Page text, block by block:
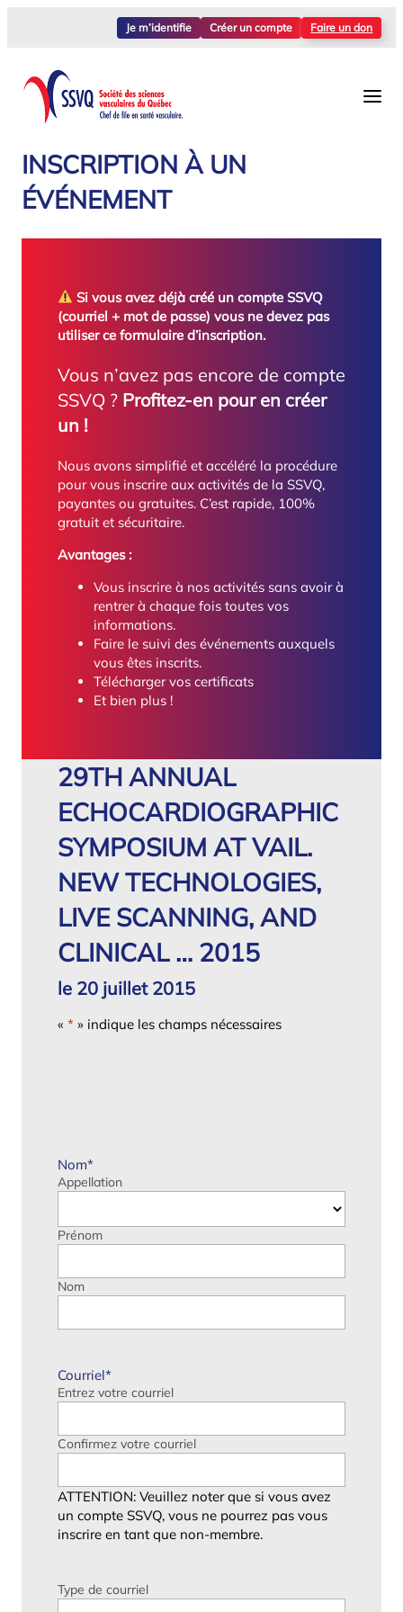
Je m’identifie Créer un compte Faire un don
INSCRIPTION À UN
ÉVÉNEMENT
Si vous avez déjà créé un compte SSVQ
(courriel + mot de passe) vous ne devez pas
utiliser ce formulaire d’inscription.
Vous n’avez pas encore de compte
SSVQ ? Profitez-en pour en créer
un !
Nous avons simplifié et accéléré la procédure
pour vous inscrire aux activités de la SSVQ,
payantes ou gratuites. C’est rapide, 100%
gratuit et sécuritaire.
Avantages :
Vous inscrire à nos activités sans avoir à
rentrer à chaque fois toutes vos
informations.
Faire le suivi des événements auxquels
vous êtes inscrits.
Télécharger vos certificats
Et bien plus !
29TH ANNUAL
ECHOCARDIOGRAPHIC
SYMPOSIUM AT VAIL.
NEW TECHNOLOGIES,
LIVE SCANNING, AND
CLINICAL … 2015
le 20 juillet 2015
« *» indique les champs nécessaires
Nom*
Appellation
Prénom
Nom
Courriel*
Entrez votre courriel
Confirmez votre courriel
ATTENTION: Veuillez noter que si vous avez
un compte SSVQ, vous ne pourrez pas vous
inscrire en tant que non-membre.
Type de courriel